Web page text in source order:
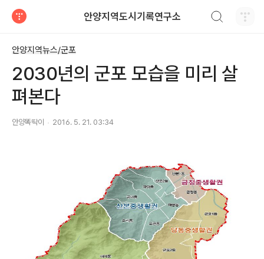
안양지역도시기록연구소
안양지역뉴스/군포
2030년의 군포 모습을 미리 살
펴본다
안양똑딱이 2016. 5. 21. 03:34